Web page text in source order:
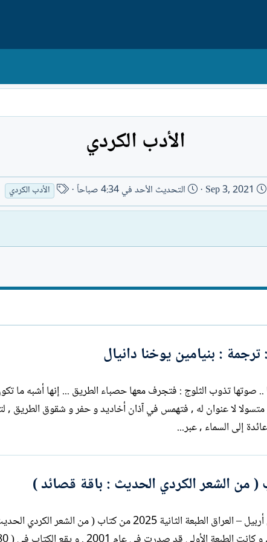
الأدب الكردي
ت
ا
خ
إ
ء
Sep 3, 2021 التحديث الأحد في 4:34 صباحاً
ا
س
ل
ت
الأدب الكردي
: بنيامين يوخنا دانيال
.. صوتها تذوب الثلوج : فتجرف معها حصباء الطريق ... إنها أشبه ما
محب
إلى السماء , عبر...
( من الشعر الكردي الحديث : باقة قصائد )
صدرت مؤخرا عن دار نشر ( كريستال ) في أربيل – العراق الطبعة الثانية 2025 من كتاب ( من